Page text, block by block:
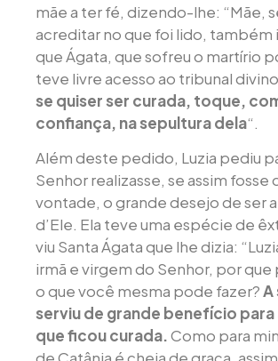
mãe a ter fé, dizendo-lhe: “Mãe,
acreditar no que foi lido, também
que Ágata, que sofreu o martírio
teve livre acesso ao tribunal
se quiser ser curada, toque,
confiança, na sepultura dela“.
Além deste pedido, Luzia pediu
Senhor realizasse, se assim fosse
vontade, o grande desejo de ser
d’Ele. Ela teve uma espécie de
viu Santa Ágata que lhe dizia:
irmã e virgem do Senhor, por que
o que você mesma pode fazer?A
serviu de grande benefício para
que ficou curada.Como para